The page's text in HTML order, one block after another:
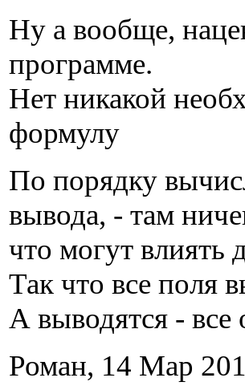
Ну а вообще,
программе.
Нет никакой
формулу
По порядку
вывода, - там
что могут влиять
Так что все поля
А выводятся - все
Роман, 14 Мар